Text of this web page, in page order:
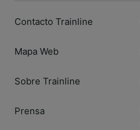
Contacto Trainline
Mapa Web
Sobre Trainline
Prensa